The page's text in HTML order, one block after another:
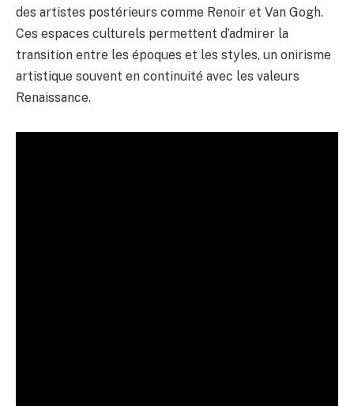
des artistes postérieurs comme Renoir et Van Gogh.
Ces espaces culturels permettent d’admirer la
transition entre les époques et les styles, un onirisme
artistique souvent en continuité avec les valeurs
Renaissance.